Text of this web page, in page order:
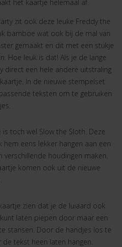
het kaartje helemaal af.
zit ook deze leuke Freddy the
bamboe wat ook bij de mal van
gemaakt en dit met een stukje
Hoe leuk is dat! Als je de lange
direct een hele andere uitstraling
In de nieuwe stempelset
teksten om te gebruiken
toch wel Slow the Sloth. Deze
eens lekker hangen aan een
houdingen maken.
komen ook uit de nieuwe
zien dat je de luiaard ook
laten piepen door maar een
stansen. Door de handjes los te
tekst heen laten hangen.